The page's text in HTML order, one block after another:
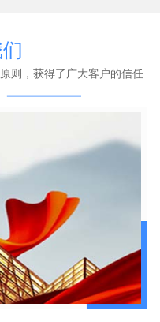
则，获得了广大客户的信任